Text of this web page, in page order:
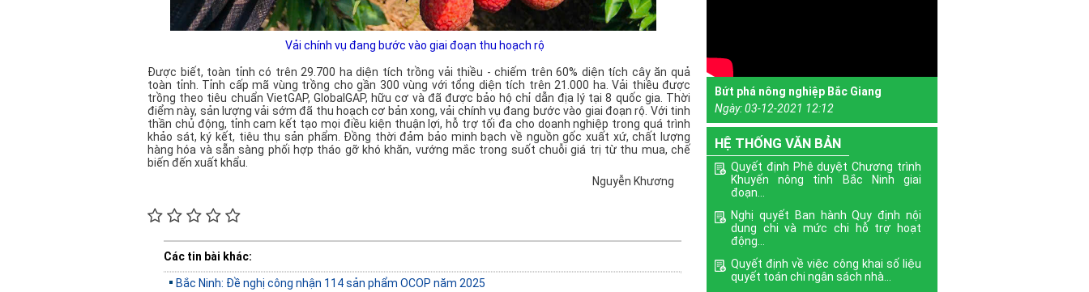
Vải chính vụ đang bước vào giai đoạn thu hoạch rộ
Được biết, toàn tỉnh có trên 29.700 ha diện tích trồng vải thiều - chiếm trên 60% diện tích cây ăn quả
toàn tỉnh. Tỉnh cấp mã vùng trồng cho gần 300 vùng với tổng diện tích trên 21.000 ha. Vải thiều được
trồng theo tiêu chuẩn VietGAP, GlobalGAP, hữu cơ và đã được bảo hộ chỉ dẫn địa lý tại 8 quốc gia. Thời
điểm này, sản lượng vải sớm đã thu hoạch cơ bản xong, vải chính vụ đang bước vào giai đoạn rộ. Với tinh
thần chủ động, tỉnh cam kết tạo mọi điều kiện thuận lợi, hỗ trợ tối đa cho doanh nghiệp trong quá trình
khảo sát, ký kết, tiêu thụ sản phẩm. Đồng thời đảm bảo minh bạch về nguồn gốc xuất xứ, chất lượng
hàng hóa và sẵn sàng phối hợp tháo gỡ khó khăn, vướng mắc trong suốt chuỗi giá trị từ thu mua, chế
biến đến xuất khẩu.
Nguyễn Khương
Các tin bài khác:
Bắc Ninh: Đề nghị công nhận 114 sản phẩm OCOP năm 2025
Bứt phá nông nghiệp Bắc Giang
Ngày:03-12-2021 12:12
HỆ THỐNG VĂN BẢN
Quyết định Phê duyệt Chương trình
Khuyến nông tỉnh Bắc Ninh giai
đoạn...
Nghị quyết Ban hành Quy định nội
dung chi và mức chi hỗ trợ hoạt
động...
Quyết định về việc công khai số liệu
quyết toán chi ngân sách nhà...